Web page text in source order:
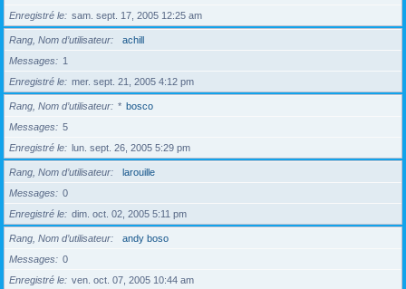
Enregistré le
sam. sept. 17, 2005 12:25 am
Rang, Nom d’utilisateur
achill
Messages
1
Enregistré le
mer. sept. 21, 2005 4:12 pm
Rang, Nom d’utilisateur * bosco
Messages
5
Enregistré le
lun. sept. 26, 2005 5:29 pm
Rang, Nom d’utilisateur
larouille
Messages
0
Enregistré le
dim. oct. 02, 2005 5:11 pm
Rang, Nom d’utilisateur
andy boso
Messages
0
Enregistré le
ven. oct. 07, 2005 10:44 am